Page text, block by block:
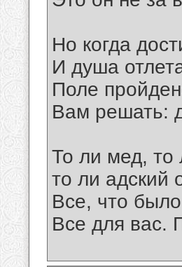
Но когда
И душа
Поле
Вам решать:
То ли мед, то
то ли адский
Все, что
Все для вас.